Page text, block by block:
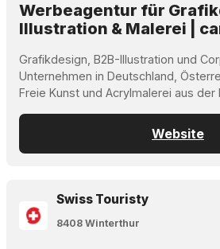
Werbeagentur für
Illustration & Malerei |
Grafikdesign, B2B-Illustration und
Unternehmen in Deutschland,
Freie Kunst und Acrylmalerei aus der
Website
Swiss Touristy
8408 Winterthur